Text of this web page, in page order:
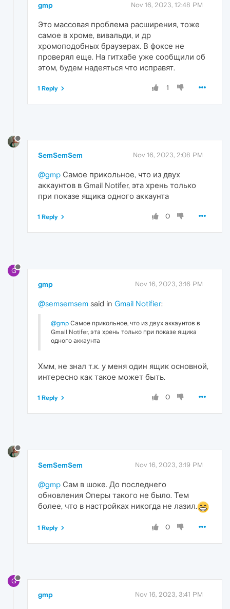
gmp Nov 16, 2023, 12:48 PM
Это массовая проблема расширения, тоже
самое в хроме, вивальди, и др
хромоподобных браузерах. В фоксе не
проверял еще. На гитхабе уже сообщили об
этом, будем надеяться что исправят.
1
1 Reply
SemSemSem Nov 16, 2023, 2:08 PM
@gmp Самое прикольное, что из двух
аккаунтов в Gmail Notifer, эта хрень только
при показе ящика одного аккаунта
0
1 Reply
G
gmp Nov 16, 2023, 3:16 PM
@semsemsem said in Gmail Notifier:
@gmp Самое прикольное, что из двух аккаунтов в
Gmail Notifer, эта хрень только при показе ящика
одного аккаунта
Хмм, не знал т.к. у меня один ящик основной,
интересно как такое может быть.
0
1 Reply
SemSemSem Nov 16, 2023, 3:19 PM
@gmp Сам в шоке. До последнего
обновления Оперы такого не было. Тем
более, что в настройках никогда не лазил.
0
1 Reply
G
gmp Nov 16, 2023, 3:41 PM